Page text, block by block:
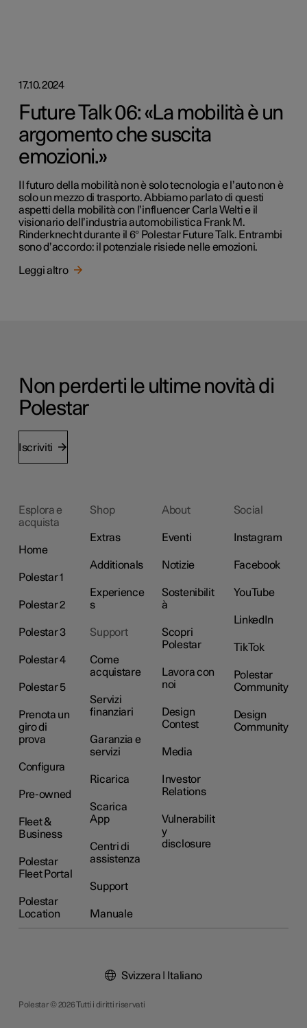
17.10.2024
Future Talk 06: «La mobilità è un
argomento che suscita
emozioni.»
Il futuro della mobilità non è solo tecnologia e l’auto non è
solo un mezzo di trasporto. Abbiamo parlato di questi
aspetti della mobilità con l’influencer Carla Welti e il
visionario dell’industria automobilistica Frank M.
Rinderknecht durante il 6° Polestar Future Talk. Entrambi
sono d’accordo: il potenziale risiede nelle emozioni.
Leggi altro
Non perderti le ultime novità di
Polestar
Iscriviti
Esplora e
acquista
Home
Polestar 1
Polestar 2
Polestar 3
Polestar 4
Polestar 5
Prenota un
giro di
prova
Configura
Pre-owned
Fleet &
Business
Polestar
Fleet Portal
Polestar
Location
Shop
Extras
Additionals
Experience
s
Support
Come
acquistare
Servizi
finanziari
Garanzia e
servizi
Ricarica
Scarica
App
Centri di
assistenza
Support
Manuale
About
Eventi
Notizie
Sostenibilit
à
Scopri
Polestar
Lavora con
noi
Design
Contest
Media
Investor
Relations
Vulnerabilit
y
disclosure
Social
Instagram
Facebook
YouTube
LinkedIn
TikTok
Polestar
Community
Design
Community
Polestar © 2026 Tutti i diritti riservati
Svizzera | Italiano